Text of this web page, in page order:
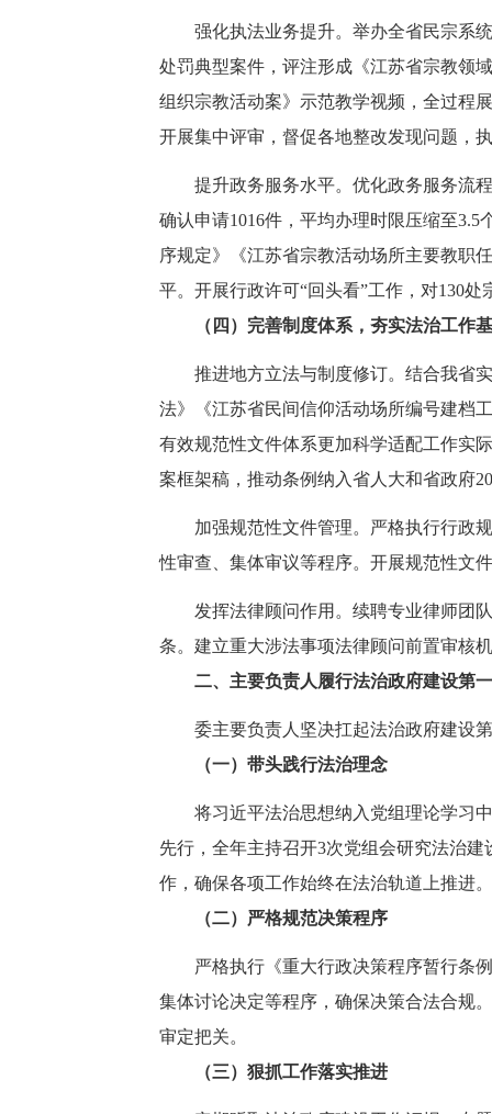
强化执法业务提升。举办全省民宗系
处罚典型案件，评注形成《江苏省宗教领
组织宗教活动案》示范教学视频，全过程
开展集中评审，督促各地整改发现问题，
提升政务服务水平。优化政务服务流
确认申请1016件，平均办理时限压缩至
序规定》《江苏省宗教活动场所主要教职
平。开展行政许可“回头看”工作，对130
（四）完善制度体系，夯实法治工作
推进地方立法与制度修订。结合我省
法》《江苏省民间信仰活动场所编号建档
有效规范性文件体系更加科学适配工作实
案框架稿，推动条例纳入省人大和省政府
加强规范性文件管理。严格执行行政
性审查、集体审议等程序。开展规范性文
发挥法律顾问作用。续聘专业律师团
条。建立重大涉法事项法律顾问前置审核
二、主要负责人履行法治政府建设第
委主要负责人坚决扛起法治政府建设
（一）带头践行法治理念
将习近平法治思想纳入党组理论学习
先行，全年主持召开3次党组会研究法治
作，确保各项工作始终在法治轨道上推进。
（二）严格规范决策程序
严格执行《重大行政决策程序暂行条
集体讨论决定等程序，确保决策合法合规
审定把关。
（三）狠抓工作落实推进